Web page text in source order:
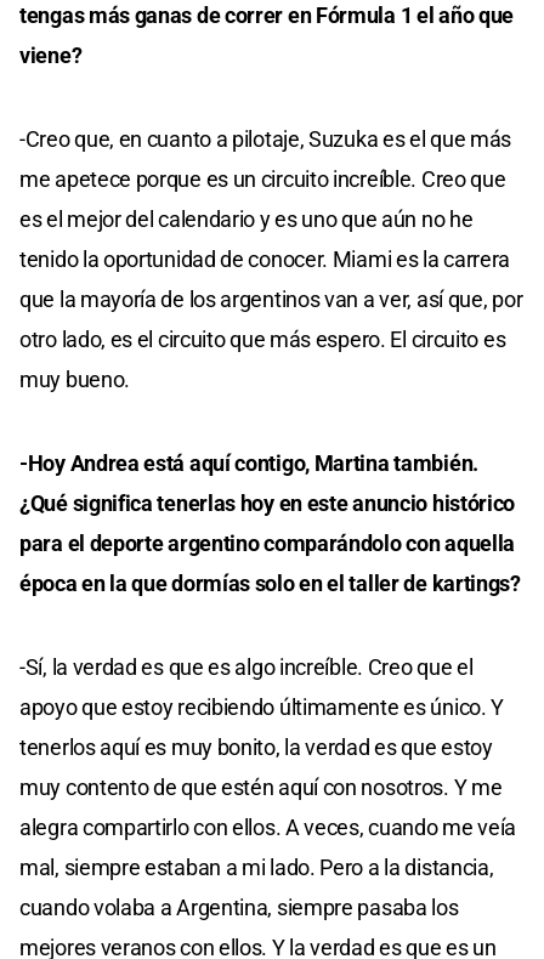
tengas más ganas de correr en Fórmula 1 el año que
viene?
-Creo que, en cuanto a pilotaje, Suzuka es el que más
me apetece porque es un circuito increíble. Creo que
es el mejor del calendario y es uno que aún no he
tenido la oportunidad de conocer. Miami es la carrera
que la mayoría de los argentinos van a ver, así que, por
otro lado, es el circuito que más espero. El circuito es
muy bueno.
-Hoy Andrea está aquí contigo, Martina también.
¿Qué significa tenerlas hoy en este anuncio histórico
para el deporte argentino comparándolo con aquella
época en la que dormías solo en el taller de kartings?
-Sí, la verdad es que es algo increíble. Creo que el
apoyo que estoy recibiendo últimamente es único. Y
tenerlos aquí es muy bonito, la verdad es que estoy
muy contento de que estén aquí con nosotros. Y me
alegra compartirlo con ellos. A veces, cuando me veía
mal, siempre estaban a mi lado. Pero a la distancia,
cuando volaba a Argentina, siempre pasaba los
mejores veranos con ellos. Y la verdad es que es un